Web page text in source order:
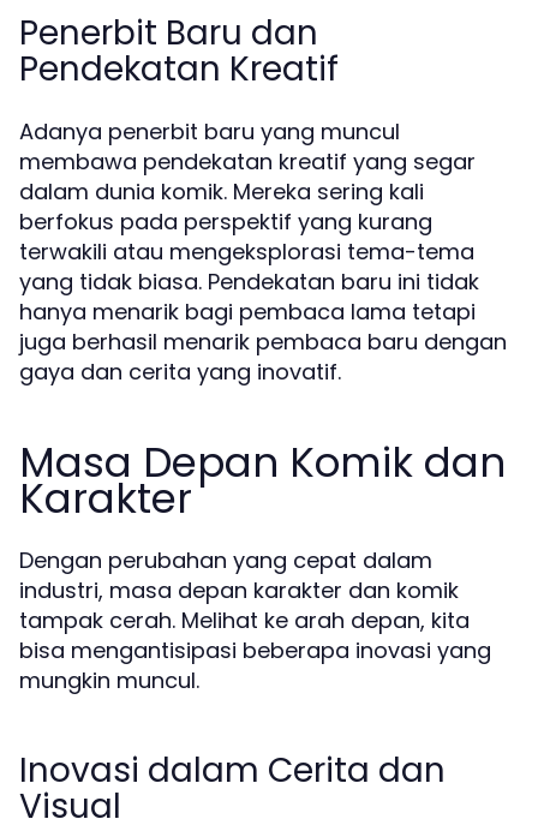
Penerbit Baru dan
Pendekatan Kreatif
Adanya penerbit baru yang muncul
membawa pendekatan kreatif yang segar
dalam dunia komik. Mereka sering kali
berfokus pada perspektif yang kurang
terwakili atau mengeksplorasi tema-tema
yang tidak biasa. Pendekatan baru ini tidak
hanya menarik bagi pembaca lama tetapi
juga berhasil menarik pembaca baru dengan
gaya dan cerita yang inovatif.
Masa Depan Komik dan
Karakter
Dengan perubahan yang cepat dalam
industri, masa depan karakter dan komik
tampak cerah. Melihat ke arah depan, kita
bisa mengantisipasi beberapa inovasi yang
mungkin muncul.
Inovasi dalam Cerita dan
Visual